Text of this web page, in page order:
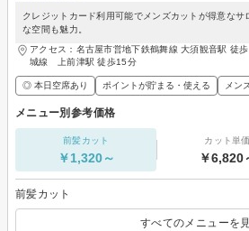
クレジットカード利用可能でメンズカットが得意なサ
な空間も魅力。
アクセス：名古屋市営地下鉄鶴舞線 大須観音駅 徒
城線 上前津駅 徒歩15分
◎ 本日空席あり ポイントが貯まる・使える メン
メニュー別参考価格
前髪カット
￥1,320～
カット単価
￥6,820
前髪カット
すべてのメニューを